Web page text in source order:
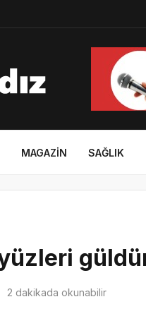
MAGAZIN SAĞLIK
2 dakikada okunabilir